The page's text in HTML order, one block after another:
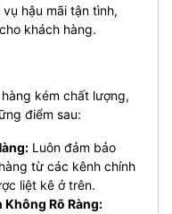
vụ hậu mãi tận tình,
khách hàng.
kém chất lượng,
điểm sau:
Luôn đảm bảo
từ các kênh chính
liệt kê ở trên.
Không Rõ Ràng: